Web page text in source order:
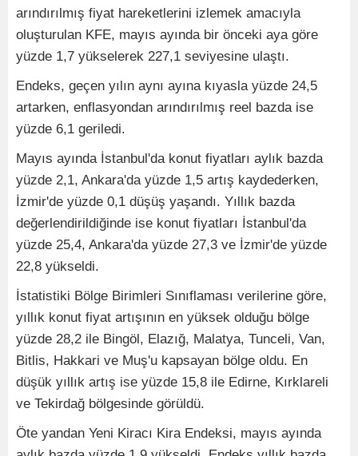
arındırılmış fiyat hareketlerini izlemek amacıyla
oluşturulan KFE, mayıs ayında bir önceki aya göre
yüzde 1,7 yükselerek 227,1 seviyesine ulaştı.
Endeks, geçen yılın aynı ayına kıyasla yüzde 24,5
artarken, enflasyondan arındırılmış reel bazda ise
yüzde 6,1 geriledi.
Mayıs ayında İstanbul'da konut fiyatları aylık bazda
yüzde 2,1, Ankara'da yüzde 1,5 artış kaydederken,
İzmir'de yüzde 0,1 düşüş yaşandı. Yıllık bazda
değerlendirildiğinde ise konut fiyatları İstanbul'da
yüzde 25,4, Ankara'da yüzde 27,3 ve İzmir'de yüzde
22,8 yükseldi.
İstatistiki Bölge Birimleri Sınıflaması verilerine göre,
yıllık konut fiyat artışının en yüksek olduğu bölge
yüzde 28,2 ile Bingöl, Elazığ, Malatya, Tunceli, Van,
Bitlis, Hakkari ve Muş'u kapsayan bölge oldu. En
düşük yıllık artış ise yüzde 15,8 ile Edirne, Kırklareli
ve Tekirdağ bölgesinde görüldü.
Öte yandan Yeni Kiracı Kira Endeksi, mayıs ayında